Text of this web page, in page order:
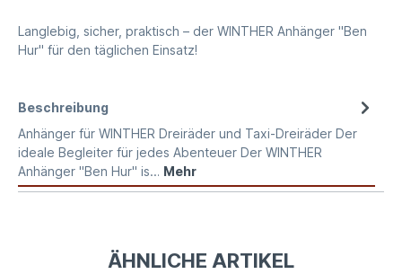
Langlebig, sicher, praktisch – der WINTHER Anhänger "Ben
Hur" für den täglichen Einsatz!
Beschreibung
Anhänger für WINTHER Dreiräder und Taxi-Dreiräder Der
ideale Begleiter für jedes Abenteuer Der WINTHER
Anhänger "Ben Hur" is… Mehr
ÄHNLICHE ARTIKEL